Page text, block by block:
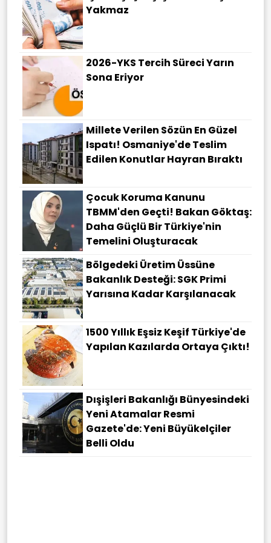
Yakmaz
2026-YKS Tercih Süreci Yarın
Sona Eriyor
Millete Verilen Sözün En Güzel
Ispatı! Osmaniye'de Teslim
Edilen Konutlar Hayran Bıraktı
Çocuk Koruma Kanunu
TBMM'den Geçti! Bakan Göktaş:
Daha Güçlü Bir Türkiye'nin
Temelini Oluşturacak
Bölgedeki Üretim Üssüne
Bakanlık Desteği: SGK Primi
Yarısına Kadar Karşılanacak
1500 Yıllık Eşsiz Keşif Türkiye'de
Yapılan Kazılarda Ortaya Çıktı!
Dışişleri Bakanlığı Bünyesindeki
Yeni Atamalar Resmi
Gazete'de: Yeni Büyükelçiler
Belli Oldu